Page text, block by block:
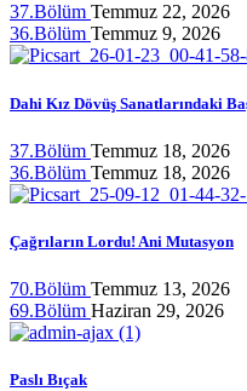
37.Bölüm Temmuz 22, 2026
36.Bölüm Temmuz 9, 2026
Dahi Kız Dövüş Sanatlarındaki
37.Bölüm Temmuz 18, 2026
36.Bölüm Temmuz 18, 2026
Çağrıların Lordu! Ani Mutasyon
70.Bölüm Temmuz 13, 2026
69.Bölüm Haziran 29, 2026
Paslı Bıçak